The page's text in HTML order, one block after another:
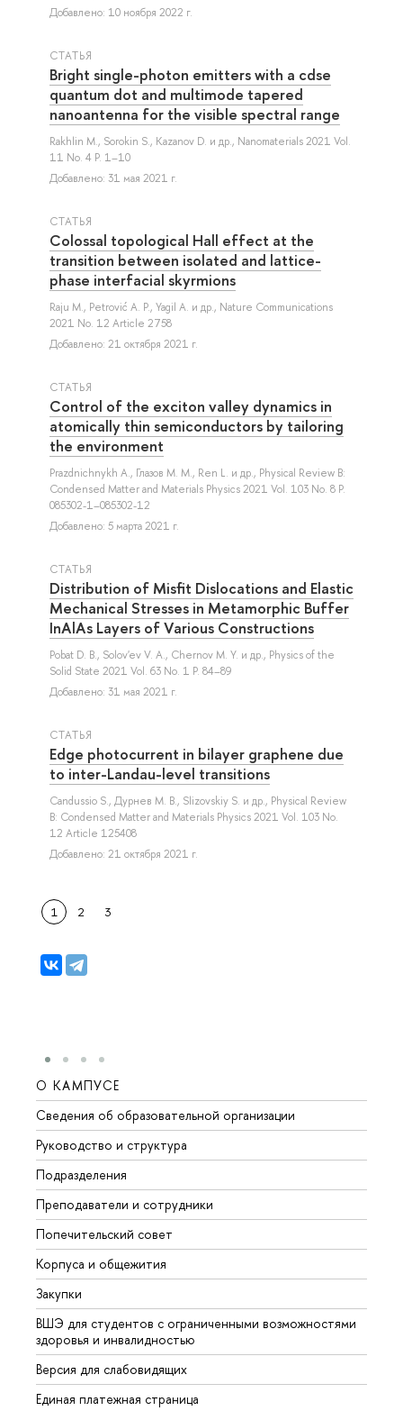
Добавлено: 10 ноября 2022 г.
СТАТЬЯ
Bright single-photon emitters with a cdse
quantum dot and multimode tapered
nanoantenna for the visible spectral range
Rakhlin M., Sorokin S., Kazanov D. и др., Nanomaterials 2021 Vol.
11 No. 4 P. 1–10
Добавлено: 31 мая 2021 г.
СТАТЬЯ
Colossal topological Hall effect at the
transition between isolated and lattice-
phase interfacial skyrmions
Raju M., Petrović A. P., Yagil A. и др., Nature Communications
2021 No. 12 Article 2758
Добавлено: 21 октября 2021 г.
СТАТЬЯ
Control of the exciton valley dynamics in
atomically thin semiconductors by tailoring
the environment
Prazdnichnykh A., Глазов М. М., Ren L. и др., Physical Review B:
Condensed Matter and Materials Physics 2021 Vol. 103 No. 8 P.
085302-1–085302-12
Добавлено: 5 марта 2021 г.
СТАТЬЯ
Distribution of Misfit Dislocations and Elastic
Mechanical Stresses in Metamorphic Buffer
InAlAs Layers of Various Constructions
Pobat D. B., Solov'ev V. A., Chernov M. Y. и др., Physics of the
Solid State 2021 Vol. 63 No. 1 P. 84–89
Добавлено: 31 мая 2021 г.
СТАТЬЯ
Edge photocurrent in bilayer graphene due
to inter-Landau-level transitions
Candussio S., Дурнев М. В., Slizovskiy S. и др., Physical Review
B: Condensed Matter and Materials Physics 2021 Vol. 103 No.
12 Article 125408
Добавлено: 21 октября 2021 г.
1 2 3
О КАМПУСЕ
Сведения об образовательной организации
Руководство и структура
Подразделения
Преподаватели и сотрудники
Попечительский совет
Корпуса и общежития
Закупки
ВШЭ для студентов с ограниченными возможностями
здоровья и инвалидностью
Версия для слабовидящих
Единая платежная страница